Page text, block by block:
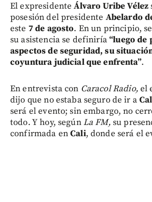
El expresidenteÁlvaro Uribe Vélez
posesión del presidente Abelardo
este 7 de agosto. En un principio,
su asistencia se definiría“luego de
aspectos de seguridad, su
coyuntura judicial que enfrenta”.
En entrevista con Caracol Radio, el
dijo que no estaba seguro de ir a
será el evento; sin embargo, no
todo. Y hoy, segúnLa FM, su
confirmada enCali, donde será el